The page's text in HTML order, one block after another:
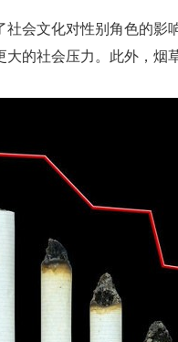
社会文化对性别角色的影
的社会压力。此外，烟